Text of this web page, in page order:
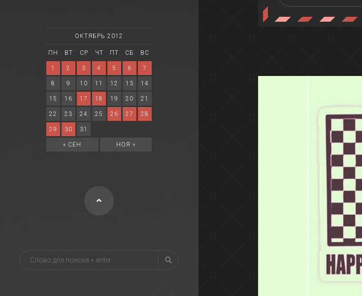
ОКТЯБРЬ 2012
ПН ВТ СР ЧТ ПТ СБ ВС
1 2 3 4 5 6 7
8 9 10 11 12 13 14
15 16 17 18 19 20 21
22 23 24 25 26 27 28
29 30 31
« СЕН НОЯ »